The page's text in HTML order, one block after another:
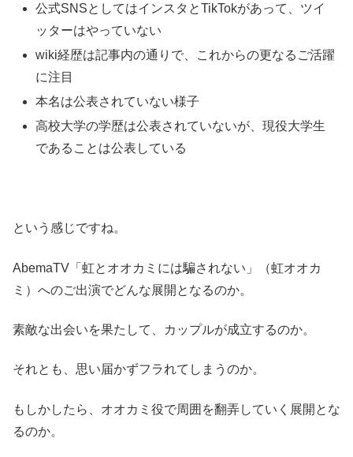
公式SNSとしてはインスタとTikTokがあって、ツイ
ッターはやっていない
wiki経歴は記事内の通りで、これからの更なるご活躍
に注目
本名は公表されていない様子
高校大学の学歴は公表されていないが、現役大学生
であることは公表している
という感じですね。
AbemaTV「虹とオオカミには騙されない」（虹オオカ
ミ）へのご出演でどんな展開となるのか。
素敵な出会いを果たして、カップルが成立するのか。
それとも、思い届かずフラれてしまうのか。
もしかしたら、オオカミ役で周囲を翻弄していく展開とな
るのか。